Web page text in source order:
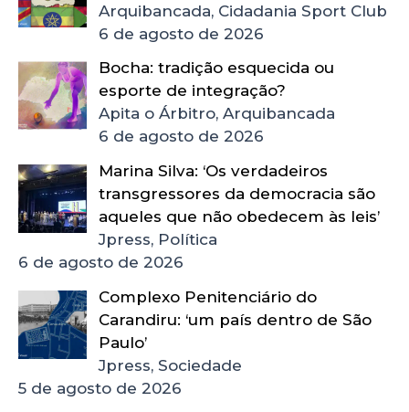
Arquibancada, Cidadania Sport Club
6 de agosto de 2026
Bocha: tradição esquecida ou
esporte de integração?
Apita o Árbitro, Arquibancada
6 de agosto de 2026
Marina Silva: ‘Os verdadeiros
transgressores da democracia são
aqueles que não obedecem às leis’
Jpress, Política
6 de agosto de 2026
Complexo Penitenciário do
Carandiru: ‘um país dentro de São
Paulo’
Jpress, Sociedade
5 de agosto de 2026